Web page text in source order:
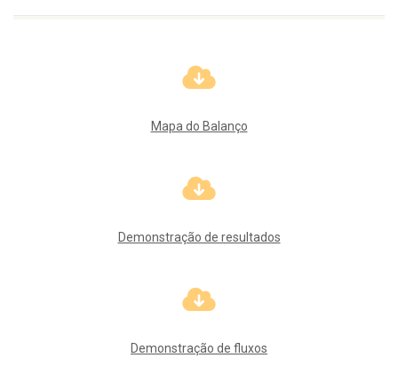
Mapa do Balanço
Demonstração de resultados
Demonstração de fluxos